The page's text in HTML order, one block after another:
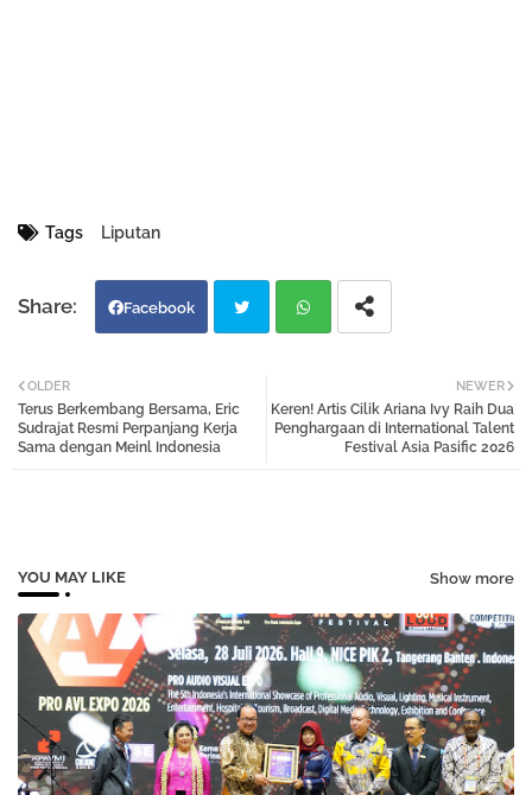
Tags Liputan
Facebook
tter atsa
NEWER
Keren! Artis Cilik Ariana Ivy Raih Dua
Penghargaan di International Talent
Festival Asia Pasific 2026
OLDER
Terus Berkembang Bersama, Eric
Sudrajat Resmi Perpanjang Kerja
Sama dengan Meinl Indonesia
YOU MAY LIKE Show more